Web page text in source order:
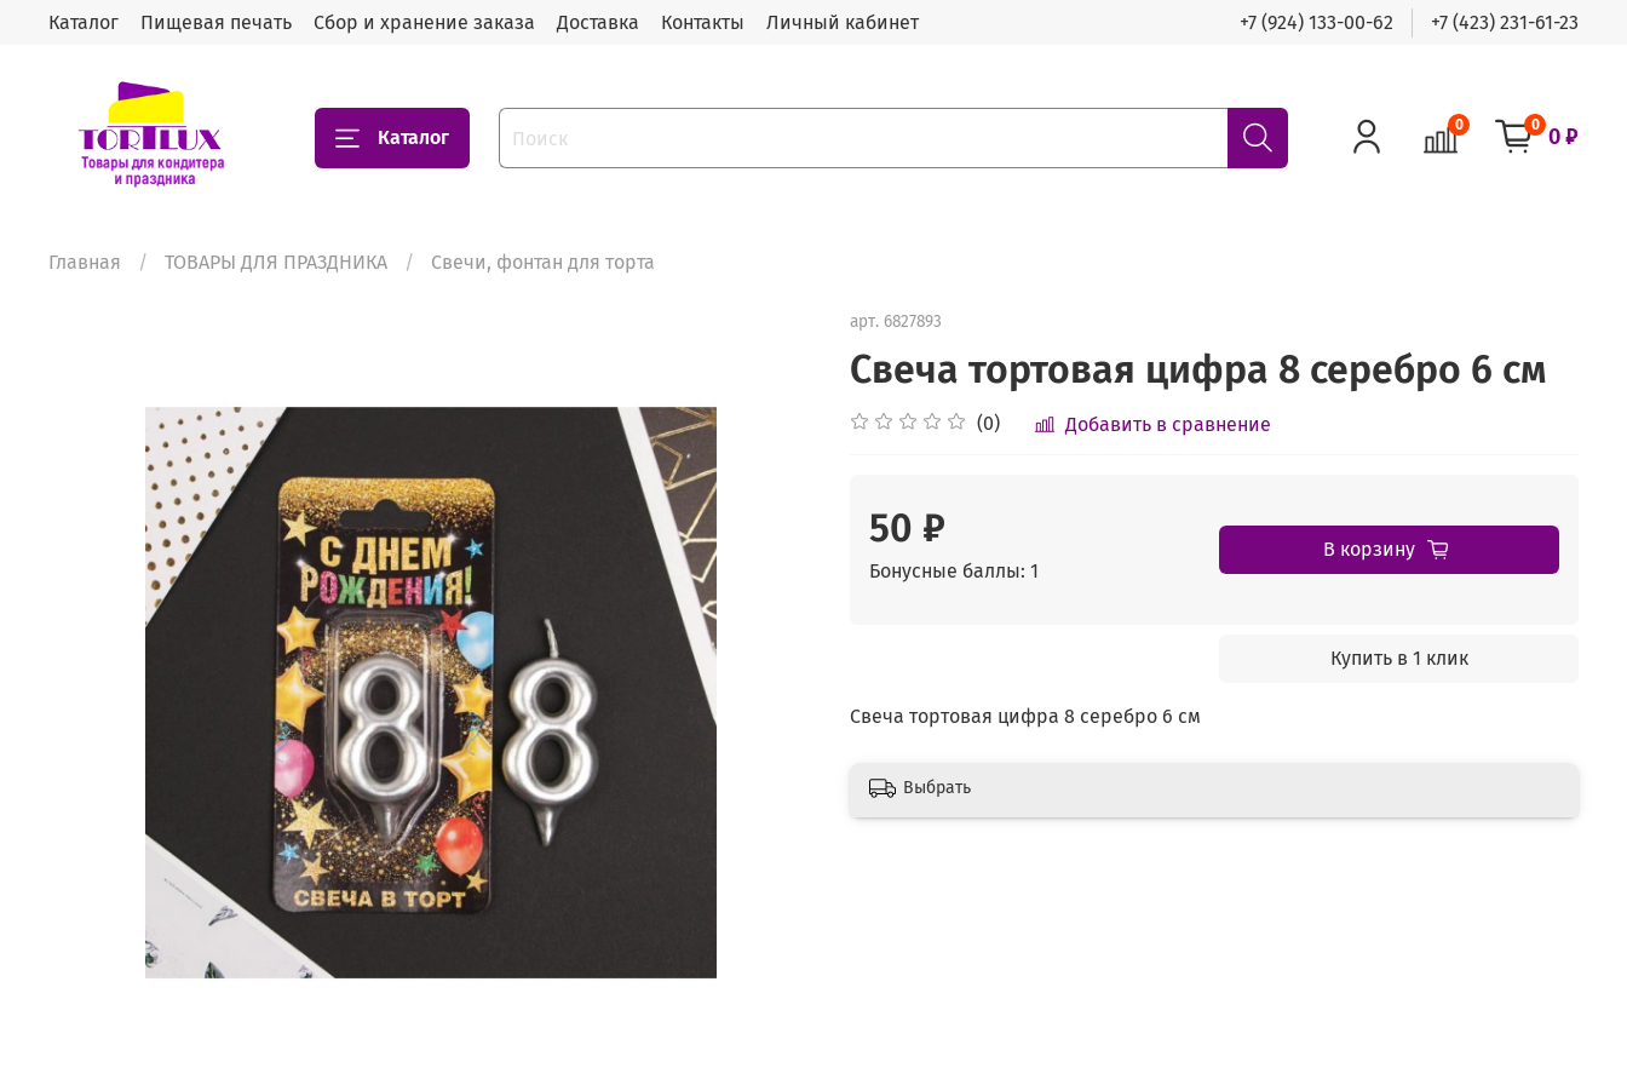
Каталог Пищевая печать Сбор и хранение заказа Доставка Контакты Личный кабинет +7 (924) 133-00-62 +7 (423) 231-61-23
Каталог
0 0 0 ₽
Главная ТОВАРЫ ДЛЯ ПРАЗДНИКА Свечи, фонтан для торта
арт. 6827893
Свеча тортовая цифра 8 серебро 6 см
(0) Добавить в сравнение
50 ₽
Бонусные баллы: 1
В корзину
Купить в 1 клик
Свеча тортовая цифра 8 серебро 6 см
Выбрать